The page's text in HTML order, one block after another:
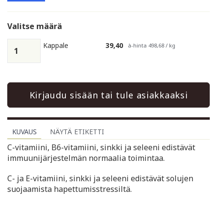
Valitse määrä
Kappale 39,40 à-hinta 498,68 / kg
Kirjaudu sisään tai tule asiakkaaksi
KUVAUS NÄYTÄ ETIKETTI
C-vitamiini, B6-vitamiini, sinkki ja seleeni edistävät
immuunijärjestelmän normaalia toimintaa.
C- ja E-vitamiini, sinkki ja seleeni edistävät solujen
suojaamista hapettumisstressiltä.